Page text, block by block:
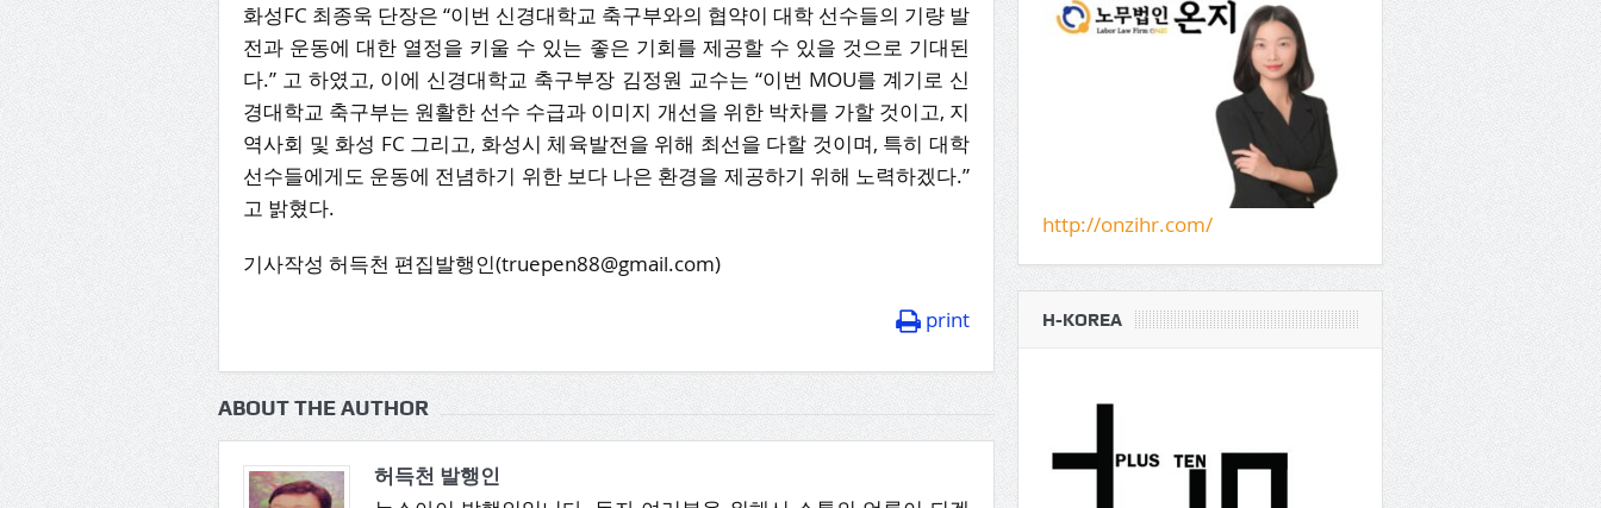
화성FC 최종욱 단장은 “이번 신경대학교 축구부와의 협약이 대학 선수들의 기량 발
전과 운동에 대한 열정을 키울 수 있는 좋은 기회를 제공할 수 있을 것으로 기대된
다.” 고 하였고, 이에 신경대학교 축구부장 김정원 교수는 “이번 MOU를 계기로 신
경대학교 축구부는 원활한 선수 수급과 이미지 개선을 위한 박차를 가할 것이고, 지
역사회 및 화성 FC 그리고, 화성시 체육발전을 위해 최선을 다할 것이며, 특히 대학
선수들에게도 운동에 전념하기 위한 보다 나은 환경을 제공하기 위해 노력하겠다.”
고 밝혔다.
기사작성 허득천 편집발행인(truepen88@gmail.com)
print
ABOUT THE AUTHOR
허득천 발행인
http://onzihr.com/
H-KOREA